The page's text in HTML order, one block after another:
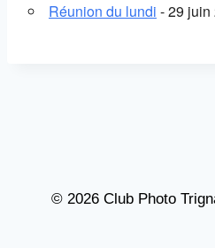
Réunion du lundi - 29 juin
© 2026 Club Photo